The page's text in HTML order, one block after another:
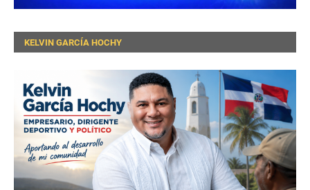
KELVIN GARCÍA HOCHY